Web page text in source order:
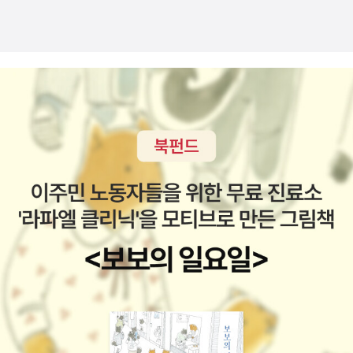
공짜 티켓의 원리부터 삼성전자의 경영전략까지, 을 지배하는 경영학
의 힘 장영재 지음, 비즈니스북스, 2010년 3월, 368쪽, 13,800
원 《경제학 콘서트》의 컨셉과 분야, 내용이 겹치지만 이 책도 많이 팔
렸다. 4년의 출간 시차가 있지만 컨셉에서 차이는 없다. 재미있는 건
먼저 나온 다른 《경영학 콘서트》들이 있다. 경영학 콘서트 - 변화를
이끄는 경영리더십의 위대한 코치 마셜 골드스미스 지음, 연호택 옮
김, 스타북스, 2006년 12월, 303쪽, 12,000원 《심리학 콘서트》로
재미를 본 스타북스가 이어 내놓았다. 출간 시점이《경제학 콘서트》가
한창 잘 나가던 시기이고 어려운 걸 쉽게 알려주는 컨셉이 아니라서
그런지 OOO 콘서트 하면 다 잘 나가는 건 아니라는 걸 보여준다.
경영학 콘서트 - 창조와 혁신의 변주곡 김명학 지음, 학현사, 2010
년 7월, 595쪽, 30,000원 '경영학 원론' 교제에 제목만 콘서트를 넣
은 것이라 추정된다. 콘서트가 들어간 제목 트렌드를 정면으로 부정
선 배따라기 - 김동인 동백꽃 - 김유정 학 - 황순원 제3권 사평역 - 임
나무 - 강신재 병신과 머저리 - 이청준 혈의 누 - 이인직 오발탄 - 이
오렌지맛 오렌지 외 3편 - 성석제 금따는 콩밭 - 김유정 어머니 - 한
접기 <<-----------여기까지는 아들 학교에서 추천한 책이고, 이웃
아이들이 간 학교(우리딸 모교)에서 추천한 책은 좀 황당했다. 3년간
배워서 담당선생님을 잘 아는 우리딸, 선생님이읽기나 했을까 싶다면
서 엄청 쪽팔려 했다. 우리집으로 빌리러 왔기에 줘서 보내긴 했는데
읽기엔 쉽지 않을 듯...2004년 초등학부모독서회 토론도서여서, 여
름방학내 방콕하면서 읽었는데 다 읽고 어찌나 뿌듯하던지 스스로 머
의 신입생들에게 가장 중요한 것은 지식에 대한 관점 교정이라는 것
이다. 고등학교까지 지식을 교과서에 정리돼 ‘누워’있는 어떤 것으로
배웠다면, 대학에서는 그러한 지식을 생산하고 개선해가는 활동의 관
점 즉 ‘행위로서의 지식’을 이해해야 한다는 것이다. 이때 유념해야할
것은 그런 것으로서의 지식이란 윤리의 차원과 절대 무관할 수가 없
다는 사실이다.왜냐. 만약 지식을 완성돼 있는 정적 실체로서가 아니
라 모르던 것을 알아가는 행위로 받아들인다면, 그때의 지식은 필연
적으로 아직 알려지지 않은 무엇, 알려지지 않았다는 의미에서 아직
이름을 부여받지 못한 이른바 ‘他者’를 만날 수밖에 없기 때문이다.
타자에 대한 우리의 자세, 그것이야말로 윤리적인 문제의 전형이며,
따라서 행위로서의 지식에 대한 해설은 『지의 기법』, 『지의 논리』에
서 멈추지 못하고 『지의 윤리』에 이르게 된다. 『지의 윤리』에서 윤리
의 문제는 ‘언어’의 문제이자 ‘각성’의 문제가 된다. 지식이란 간단히